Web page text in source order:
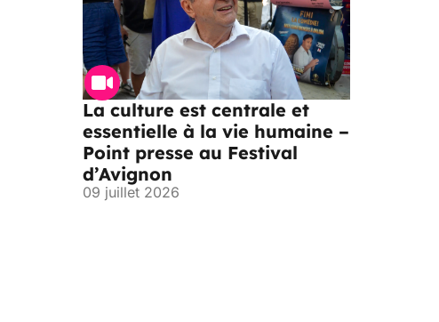
La culture est centrale et
essentielle à la vie humaine –
Point presse au Festival
d’Avignon
09 juillet 2026